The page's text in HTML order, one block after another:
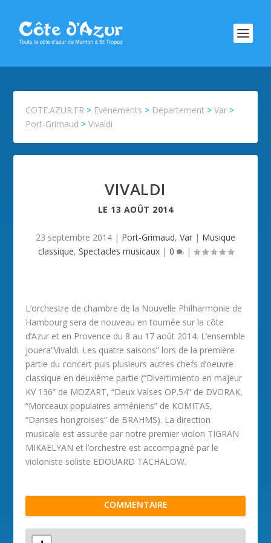
COTE.AZUR.FR > Evénements > Département >Var >
Port-Grimaud >Vivaldi
VIVALDI
LE 13 AOÛT 2014
23 septembre 2014 | Port-Grimaud, Var | Musique
classique, Spectacles musicaux| 0 |
L’orchestre de chambre de la Nouvelle Philharmonie de
Hambourg sera de nouveau en tournée sur la côte
d’Azur et en Provence du 8 au 17 août 2014. L’ensemble
jouera”Vivaldi. Les quatre saisons” lors de la première
partie du concert puis plusieurs autres chefs d’oeuvre
classique en deuxième partie (“Divertimiento en majeur
KV 136” de MOZART, “Deux Valses OP.54” de DVORAK,
“Morceaux populaires arméniens” de KOMITAS,
“Danses hongroises” de BRAHMS). La direction
musicale est assurée par notre premier violon TIGRAN
MIKAELYAN et l’orchestre est accompagné par le
violoniste soliste EDOUARD TACHALOW.
COMMENTAIRE